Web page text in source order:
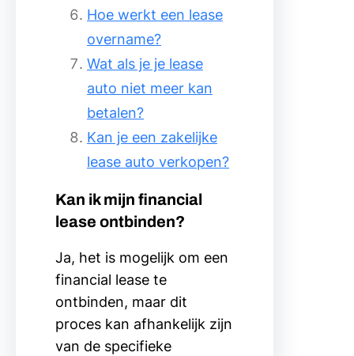
Hoe werkt een lease
overname?
Wat als je je lease
auto niet meer kan
betalen?
Kan je een zakelijke
lease auto verkopen?
Kan ik mijn financial
lease ontbinden?
Ja, het is mogelijk om een
financial lease te
ontbinden, maar dit
proces kan afhankelijk zijn
van de specifieke